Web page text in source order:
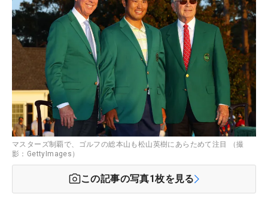
マスターズ制覇で、ゴルフの総本山も松山英樹にあらためて注目 （撮
影：GettyImages）
この記事の写真1枚を見る